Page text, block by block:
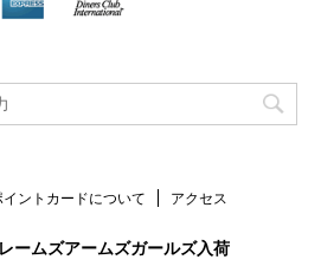
イントカードについて アクセス
ームズアームズガールズ入荷